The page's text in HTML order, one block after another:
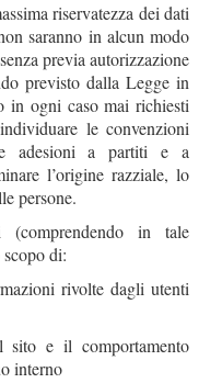
riservatezza dei dati
saranno in alcun modo
previa autorizzazione
previsto dalla Legge in
in ogni caso mai richiesti
le convenzioni
adesioni a partiti e a
l’origine razziale, lo
persone.
in tale
di:
rivolte dagli utenti
sito e il comportamento
interno